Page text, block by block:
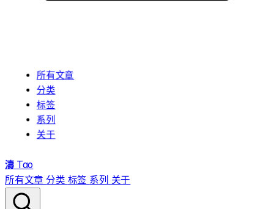
所有文章
分类
标签
系列
关于
濤 Tao
所有文章 分类 标签 系列 关于